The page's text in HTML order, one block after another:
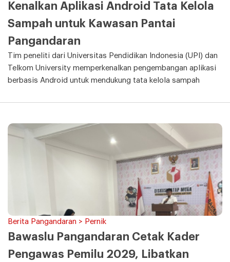
Kenalkan Aplikasi Android Tata Kelola
Sampah untuk Kawasan Pantai
Pangandaran
Tim peneliti dari Universitas Pendidikan Indonesia (UPI) dan
Telkom University memperkenalkan pengembangan aplikasi
berbasis Android untuk mendukung tata kelola sampah
Berita Pangandaran > Pernik
Bawaslu Pangandaran Cetak Kader
Pengawas Pemilu 2029, Libatkan